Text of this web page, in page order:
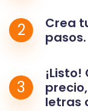
2
Crea
pasos.
3
letras